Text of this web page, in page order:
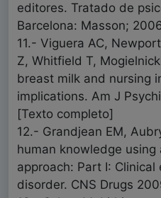
editores. Tratado de
Barcelona: Masson;
11.- Viguera AC,
Z, Whitfield T,
breast milk and nursing
implications. Am J
[Texto completo]
12.- Grandjean EM,
human knowledge
approach: Part I:
disorder. CNS Drugs